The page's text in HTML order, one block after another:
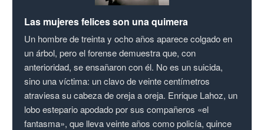
Las mujeres felices son una quimera
Un hombre de treinta y ocho años aparece colgado en
un árbol, pero el forense demuestra que, con
anterioridad, se ensañaron con él. No es un suicida,
sino una víctima: un clavo de veinte centímetros
atraviesa su cabeza de oreja a oreja. Enrique Lahoz, un
lobo estepario apodado por sus compañeros «el
fantasma», que lleva veinte años como policía, quince